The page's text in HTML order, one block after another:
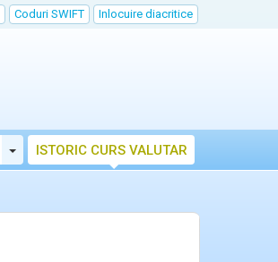
Coduri SWIFT Inlocuire diacritice
Toggle Dropdown
ISTORIC CURS VALUTAR